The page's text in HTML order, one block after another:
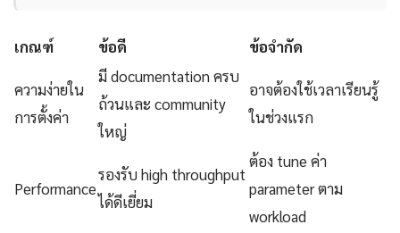
เกณฑ์ ข้อดี ข้อจำกัด
ความง่ายใน
การตั้งค่า
มี documentation ครบ
ถ้วนและ community
ใหญ่
อาจต้องใช้เวลาเรียนรู้
ในช่วงแรก
Performance
รองรับ high throughput
ได้ดีเยี่ยม
ต้อง tune ค่า
parameter ตาม
workload